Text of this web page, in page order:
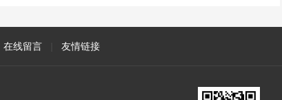
在线留言 友情链接